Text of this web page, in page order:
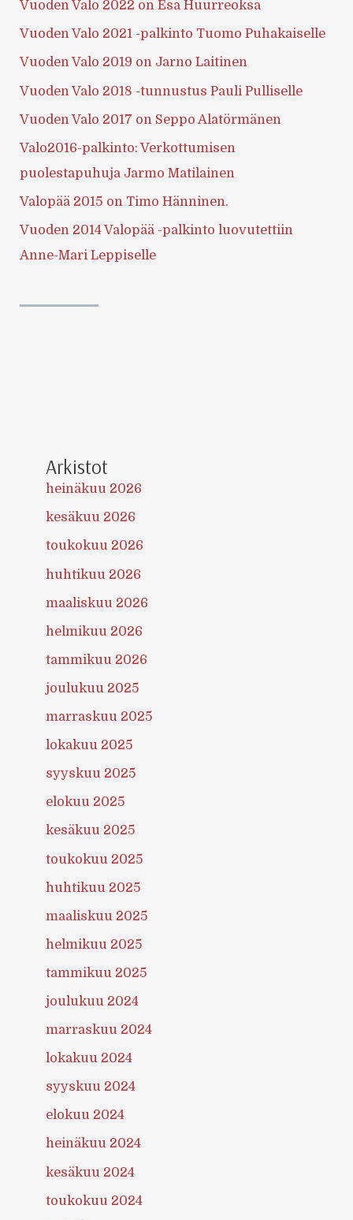
Vuoden Valo 2022 on Esa Huurreoksa
Vuoden Valo 2021 -palkinto Tuomo Puhakaiselle
Vuoden Valo 2019 on Jarno Laitinen
Vuoden Valo 2018 -tunnustus Pauli Pulliselle
Vuoden Valo 2017 on Seppo Alatörmänen
Valo2016-palkinto: Verkottumisen
puolestapuhuja Jarmo Matilainen
Valopää 2015 on Timo Hänninen.
Vuoden 2014 Valopää -palkinto luovutettiin
Anne-Mari Leppiselle
Arkistot
heinäkuu 2026
kesäkuu 2026
toukokuu 2026
huhtikuu 2026
maaliskuu 2026
helmikuu 2026
tammikuu 2026
joulukuu 2025
marraskuu 2025
lokakuu 2025
syyskuu 2025
elokuu 2025
kesäkuu 2025
toukokuu 2025
huhtikuu 2025
maaliskuu 2025
helmikuu 2025
tammikuu 2025
joulukuu 2024
marraskuu 2024
lokakuu 2024
syyskuu 2024
elokuu 2024
heinäkuu 2024
kesäkuu 2024
toukokuu 2024